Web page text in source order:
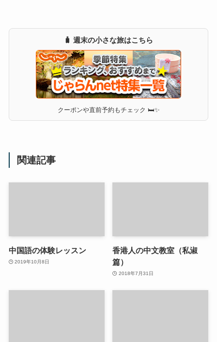
🧳 週末の小さな旅はこちら
クーポンや直前予約もチェック 🛏✨
関連記事
中国語の体験レッスン
2019年10月8日
香港人の中文教室（私淑
篇）
2018年7月31日